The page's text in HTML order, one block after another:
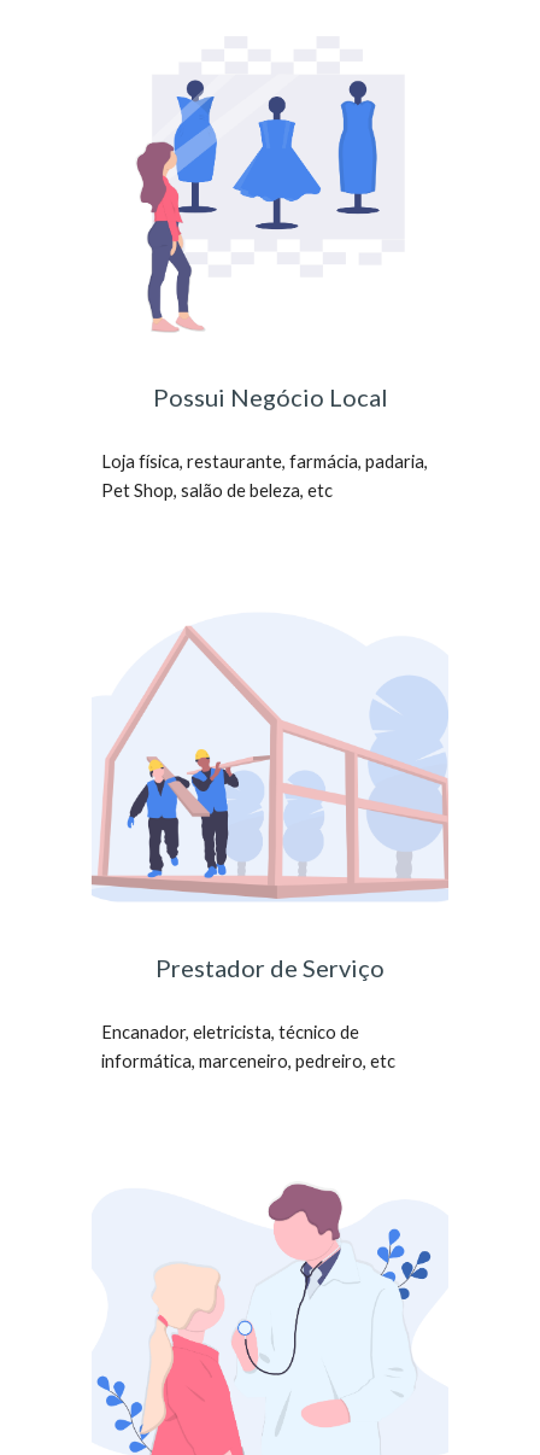
Possui Negócio Local
Loja física, restaurante, farmácia, padaria,
Pet Shop, salão de beleza, etc
Prestador de Serviço
Encanador, eletricista, técnico de
informática, marceneiro, pedreiro, etc